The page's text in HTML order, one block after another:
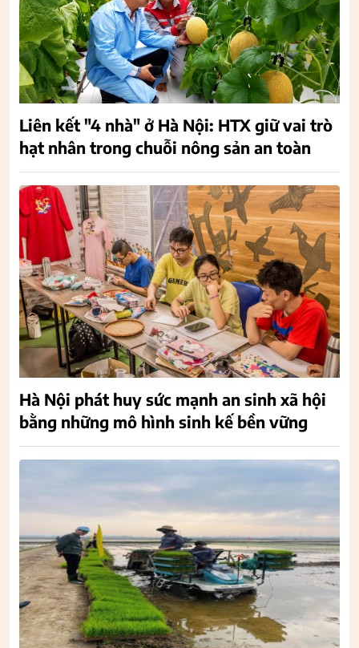
Liên kết "4 nhà" ở Hà Nội: HTX giữ vai trò
hạt nhân trong chuỗi nông sản an toàn
Hà Nội phát huy sức mạnh an sinh xã hội
bằng những mô hình sinh kế bền vững